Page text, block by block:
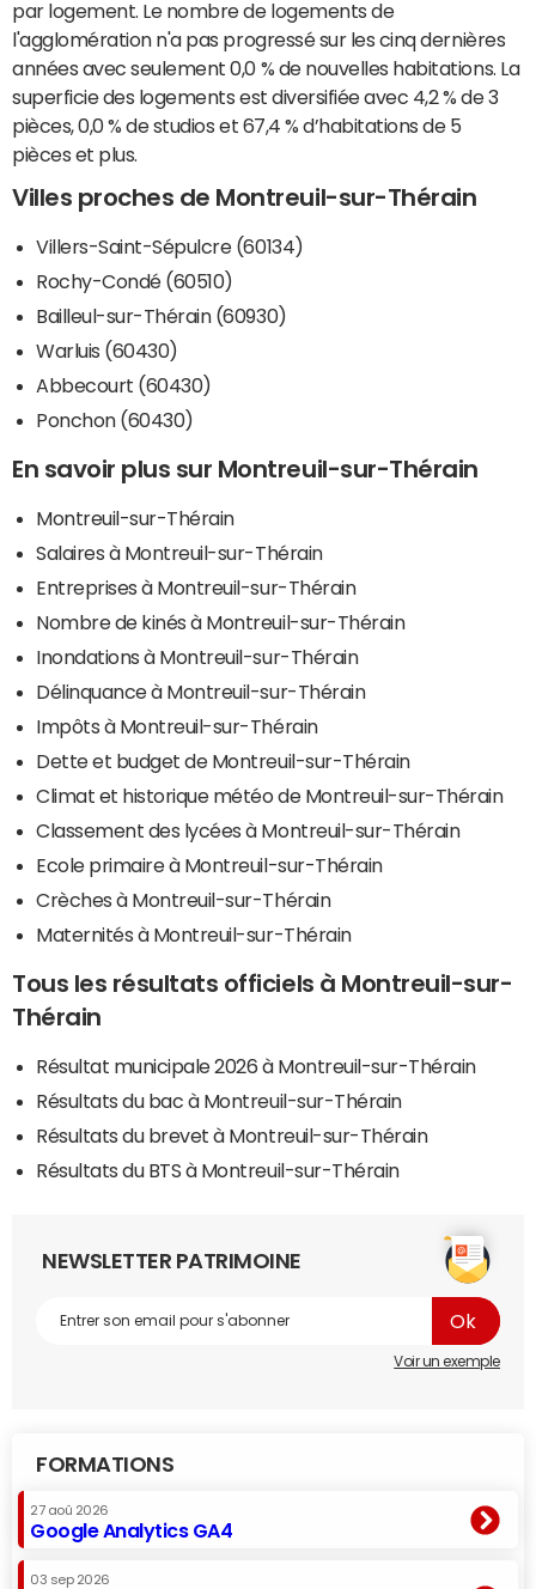
par logement. Le nombre de logements de
l'agglomération n'a pas progressé sur les cinq dernières
années avec seulement 0,0 % de nouvelles habitations. La
superficie des logements est diversifiée avec 4,2 % de 3
pièces, 0,0 % de studios et 67,4 % d’habitations de 5
pièces et plus.
Villes proches de Montreuil-sur-Thérain
Villers-Saint-Sépulcre (60134)
Rochy-Condé (60510)
Bailleul-sur-Thérain (60930)
Warluis (60430)
Abbecourt (60430)
Ponchon (60430)
En savoir plus sur Montreuil-sur-Thérain
Montreuil-sur-Thérain
Salaires à Montreuil-sur-Thérain
Entreprises à Montreuil-sur-Thérain
Nombre de kinés à Montreuil-sur-Thérain
Inondations à Montreuil-sur-Thérain
Délinquance à Montreuil-sur-Thérain
Impôts à Montreuil-sur-Thérain
Dette et budget de Montreuil-sur-Thérain
Climat et historique météo de Montreuil-sur-Thérain
Classement des lycées à Montreuil-sur-Thérain
Ecole primaire à Montreuil-sur-Thérain
Crèches à Montreuil-sur-Thérain
Maternités à Montreuil-sur-Thérain
Tous les résultats officiels à Montreuil-sur-
Thérain
Résultat municipale 2026 à Montreuil-sur-Thérain
Résultats du bac à Montreuil-sur-Thérain
Résultats du brevet à Montreuil-sur-Thérain
Résultats du BTS à Montreuil-sur-Thérain
NEWSLETTER PATRIMOINE
Voir un exemple
FORMATIONS
27 aoû 2026
Google Analytics GA4
03 sep 2026